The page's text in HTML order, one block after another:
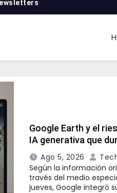
Google Earth y el
IA generativa que
Ago 5, 2026
Según la información
través del medio
jueves, Google integró